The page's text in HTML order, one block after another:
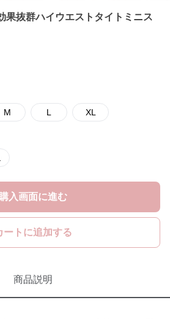
果抜群ハイウエストタイトミニス
M L XL
購入画面に進む
ートに追加する
商品説明